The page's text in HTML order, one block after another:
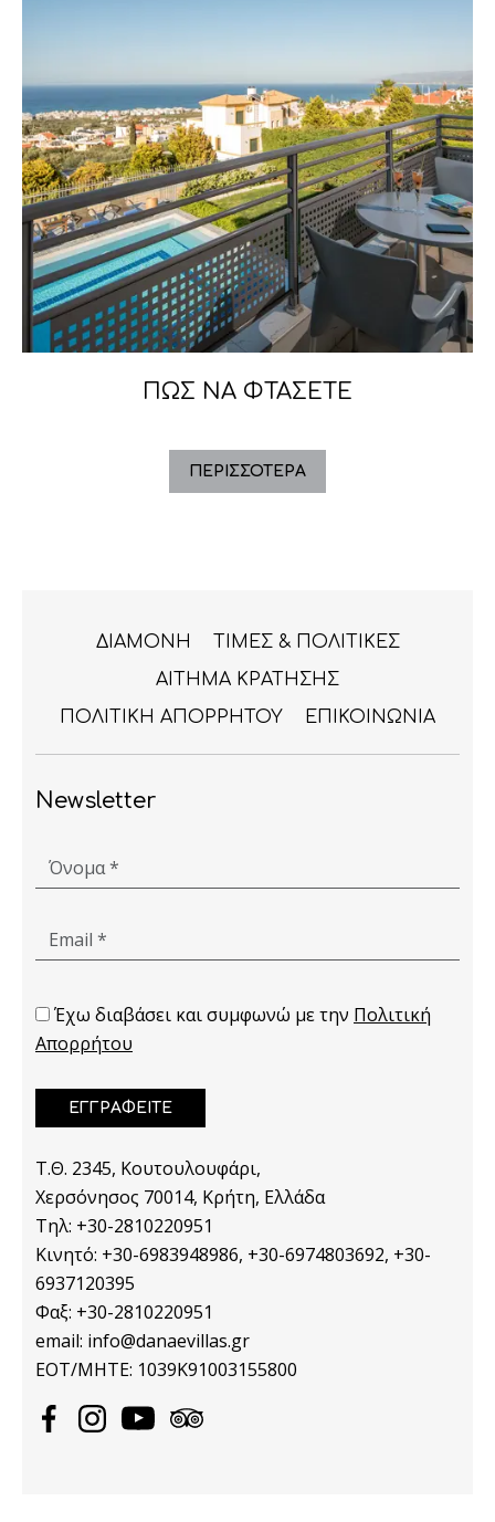
ΠΩΣ ΝΑ ΦΤΑΣΕΤΕ
ΠΕΡΙΣΣΌΤΕΡΑ
ΔΙΑΜΟΝΗ
ΤΙΜΕΣ & ΠΟΛΙΤΙΚΕΣ
ΑΙΤΗΜΑ ΚΡΑΤΗΣΗΣ
ΠΟΛΙΤΙΚΗ ΑΠΟΡΡΗΤΟΥ
ΕΠΙΚΟΙΝΩΝΙΑ
Newsletter
Όνομα *
Email *
Έχω διαβάσει και συμφωνώ με την Πολιτική
Απορρήτου
ΕΓΓΡΑΦΕΙΤΕ
Τ.Θ. 2345, Κουτουλουφάρι,
Χερσόνησος 70014, Κρήτη, Ελλάδα
Tηλ: +30-2810220951
Κινητό: +30-6983948986, +30-6974803692, +30-
6937120395
Φαξ: +30-2810220951
email: info@danaevillas.gr
ΕΟΤ/ΜΗΤΕ: 1039K91003155800